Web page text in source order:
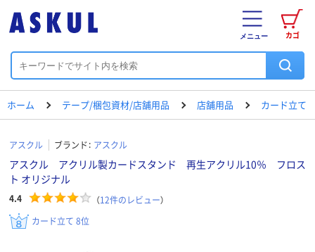
カゴ
メニュー
ホーム テープ/梱包資材/店舗用品 店舗用品 カード立て
アスクル ブランド： アスクル
アスクル アクリル製カードスタンド 再生アクリル10％ フロス
ト オリジナル
4.4 （12件のレビュー）
カード立て 8位